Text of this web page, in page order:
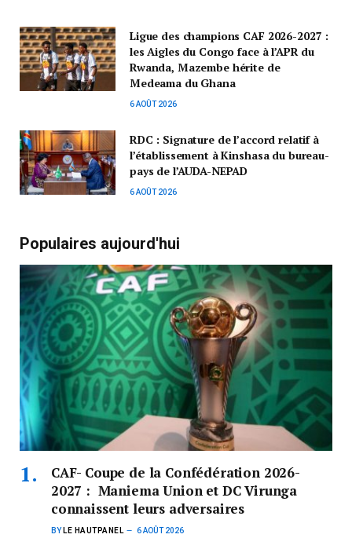
Ligue des champions CAF 2026-2027 :
les Aigles du Congo face à l’APR du
Rwanda, Mazembe hérite de
Medeama du Ghana
6 AOÛT 2026
RDC : Signature de l’accord relatif à
l’établissement à Kinshasa du bureau-
pays de l’AUDA-NEPAD
6 AOÛT 2026
Populaires aujourd'hui
CAF- Coupe de la Confédération 2026-
2027 : Maniema Union et DC Virunga
connaissent leurs adversaires
BY LE HAUTPANEL 6 AOÛT 2026